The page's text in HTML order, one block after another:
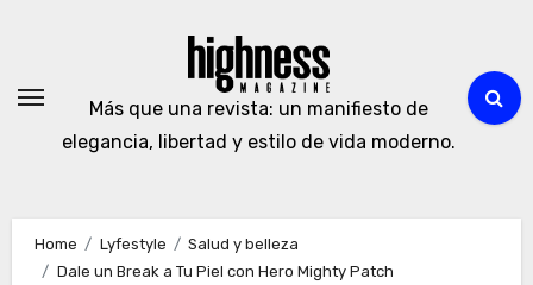
Más que una revista: un manifiesto de
elegancia, libertad y estilo de vida moderno.
Home Lyfestyle
Salud y belleza
Dale un Break a Tu Piel con Hero Mighty Patch